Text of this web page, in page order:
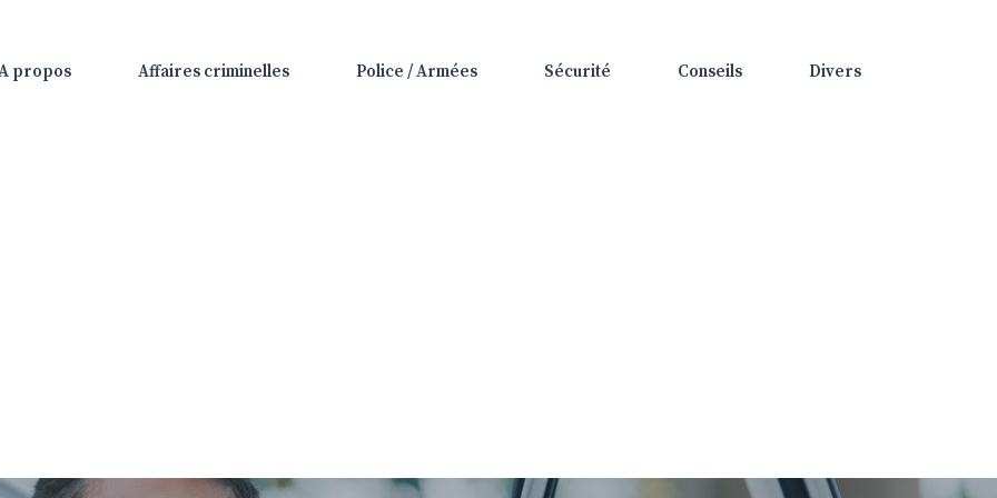
propos Affaires criminelles Police / Armées Sécurité Conseils Divers